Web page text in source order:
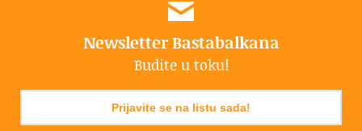
Newsletter Bastabalkana
Budite u toku!
Prijavite se na listu sada!